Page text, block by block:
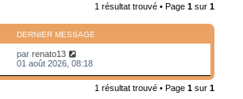
1 résultat trouvé • Page1 sur1
DERNIER MESSAGE
parrenato13
01 août 2026, 08:18
1 résultat trouvé • Page1 sur1